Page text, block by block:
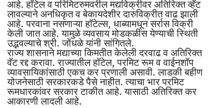
आहे. हाॅटेल व परिमिटरुमवरील मद्यविक्रीवर अतिरिक्त व्हॅट
लावल्याने अनधिकृत व बेकायदेशीर दारुविक्रीत वाढ झाली
आहे. परवाना नसणाऱ्या हाॅटेल्स, धाब्यामधून सर्रास विक्री
केली जात आहे. यामुळे व्यवसाय मोडकळीस येण्याची स्थिती
उद्भवल्याचे श्री. जोंधळे यांनी सांगितले.
राज्य शासनाने मद्याच्या किमतीत केलेली दरवाढ व अतिरिक्त
वॅट रद्द करावा. राज्यातील हॉटेल, परमिट रूम व वाईनशॉप
व्यावसायिकांसाठी एकच कर प्रणाली असावी. लाडकी बहीण
योजनेसाठी सरकारकडे पैसे नाहीत. त्याचा भार परमिट
रूमधारकांवर सरकार टाकीत आहे. यासाठी अतिरिक्त कर
आकारणी लादली आहे.